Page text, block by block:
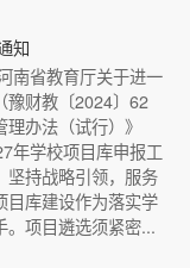
知
南省教育厅关于进一
豫财教〔2024〕62
办法（试行）》
年学校项目库申报工
坚持战略引领，服务
目库建设作为落实学
。项目遴选须紧密...